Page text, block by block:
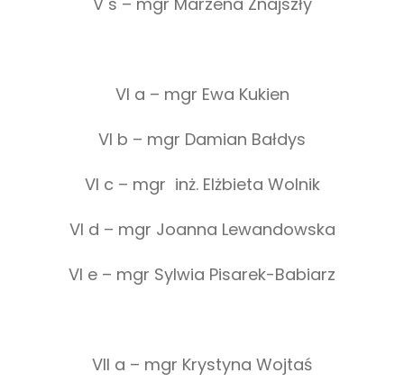
VI a – mgr Ewa Kukien
VI b – mgr Damian Bałdys
VI c – mgr inż. Elżbieta Wolnik
VI d – mgr Joanna Lewandowska
VI e – mgr Sylwia Pisarek-Babiarz
VII a – mgr Krystyna Wojtaś